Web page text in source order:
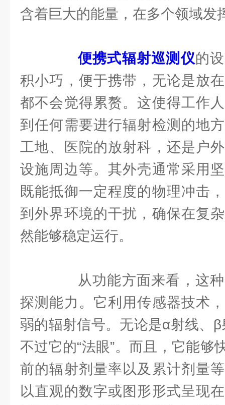
含着巨大的能量，在多个领域发
便携式辐射巡测仪的
积小巧，便于携带，无论是放
都不会觉得累赘。这使得工作
到任何需要进行辐射检测的地
工地、医院的放射科，还是户
设施周边等。其外壳通常采用
既能抵御一定程度的物理冲击
到外界环境的干扰，确保在复
然能够稳定运行。
从功能方面来看，这种
探测能力。它利用传感器技术
弱的辐射信号。无论是α射线、
不过它的“法眼”。而且，它能够
前的辐射剂量率以及累计剂量
以直观的数字或图形形式呈现